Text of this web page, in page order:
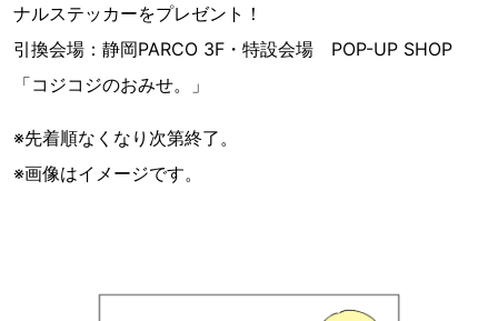
ナルステッカーをプレゼント！
引換会場：静岡PARCO 3F・特設会場 POP-UP SHOP
「コジコジのおみせ。」
※先着順なくなり次第終了。
※画像はイメージです。